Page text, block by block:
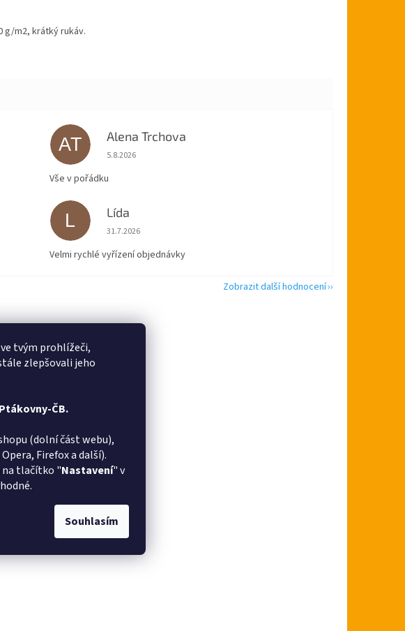
tvým prohlížeči,
zlepšovali jeho
ČB.
(dolní část webu),
Firefox a další).
na tlačítko "Nastavení" v
Souhlasím
g/m2, krátký rukáv.
AT Alena Trchova
Hodnocení obchodu je 5 z 5 hvězdiček.
5.8.2026
Vše v pořádku
L Lída
Hodnocení obchodu je 5 z 5 hvězdiček.
31.7.2026
Velmi rychlé vyřízení objednávky
Zobrazit další hodnocení